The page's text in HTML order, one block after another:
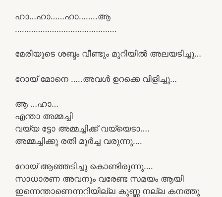
ഹാ…ഹാ……ഹാ……..ആ
……………………………………..
മേരിയുടെ ശബ്ദം വീണ്ടും മുറിയിൽ അലയടിച്ചു…
റോയ് മോനെ …..അവൾ ഉറക്കെ വിളിച്ചു…
ആ …ഹാ…
എന്താ അമ്മച്ചി
വയ്യ ട്ടോ അമ്മച്ചിക്ക് വയ്യെടാ….
അമ്മച്ചിക്കു രതി മൂർച്ച വരുന്നു….
റോയ് ആഞ്ഞടിച്ചു കൊണ്ടിരുന്നു….
സാധാരണ അവനും വരേണ്ട സമയം ആയി
ഇന്നെന്താണെന്നറിയില്ല കുണ്ണ നല്ല കനത്തു